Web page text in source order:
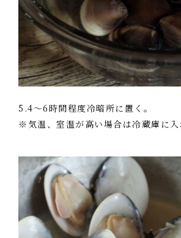
5.4～6時間程度冷暗所に置く。
※気温、室温が高い場合は冷蔵庫に入